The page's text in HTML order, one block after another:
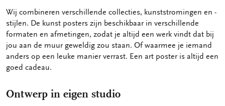
Wij combineren verschillende collecties, kunststromingen en -
stijlen. De kunst posters zijn beschikbaar in verschillende
formaten en afmetingen, zodat je altijd een werk vindt dat bij
jou aan de muur geweldig zou staan. Of waarmee je iemand
anders op een leuke manier verrast. Een art poster is altijd een
goed cadeau.
Ontwerp in eigen studio